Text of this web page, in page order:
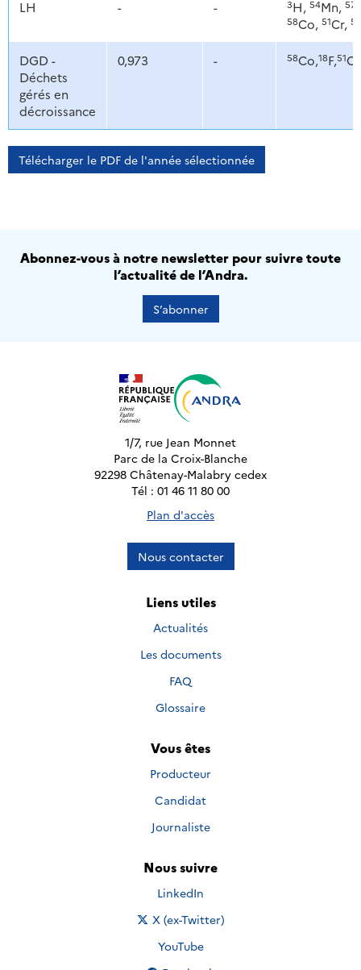
LH - - 3H, 54Mn, 57
58Co, 51Cr, 56
DGD -
Déchets
gérés en
décroissance
0,973 - 58Co,18F,51
Télécharger le PDF de l'année sélectionnée
Abonnez-vous à notre newsletter pour suivre toute
l’actualité de l’Andra.
S’abonner
1/7, rue Jean Monnet
Parc de la Croix-Blanche
92298 Châtenay-Malabry cedex
Tél : 01 46 11 80 00
Plan d'accès
Nous contacter
Liens utiles
Actualités
Les documents
FAQ
Glossaire
Vous êtes
Producteur
Candidat
Journaliste
Nous suivre
Nous suivre sur
LinkedIn
Nous suivre sur
X (ex-Twitter)
Nous suivre sur
YouTube